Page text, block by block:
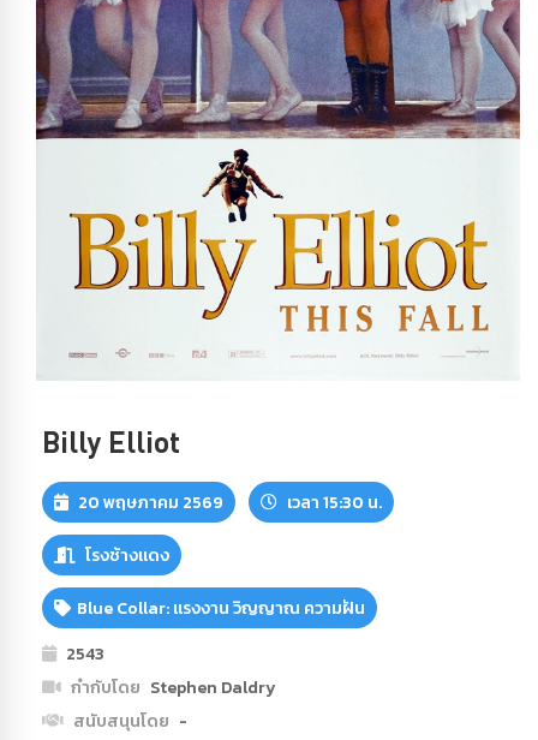
Billy Elliot
20 พฤษภาคม 2569 เวลา 15:30 น.
โรงช้างแดง
Blue Collar: แรงงาน วิญญาณ ความฝัน
2543
กำกับโดย Stephen Daldry
สนับสนุนโดย -